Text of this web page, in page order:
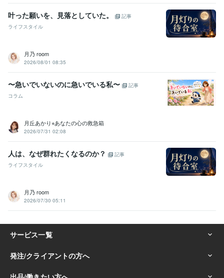
叶った願いを、見落としていた。
記事
ライフスタイル
月乃 room
2026/08/01 08:35
〜急いでいないのに急いでいる私〜
記事
コラム
月丘あかり⭐︎あなたの心の救急箱
2026/07/31 02:08
人は、なぜ群れたくなるのか？
記事
ライフスタイル
月乃 room
2026/07/30 05:11